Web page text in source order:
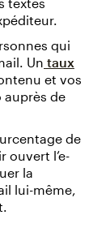
qui
Un taux
et vos
auprès de
de
ouvert l’e-
la
lui-même,